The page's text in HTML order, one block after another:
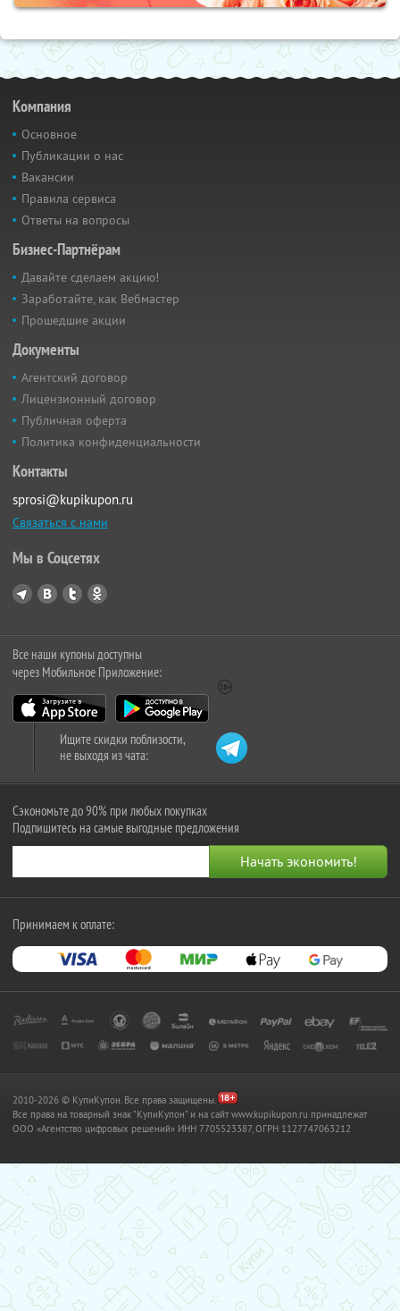
Компания
Основное
Публикации о нас
Вакансии
Правила сервиса
Ответы на вопросы
Бизнес-Партнёрам
Давайте сделаем акцию!
Заработайте, как Вебмастер
Прошедшие акции
Документы
Агентский договор
Лицензионный договор
Публичная оферта
Политика конфиденциальности
Контакты
sprosi@kupikupon.ru
Связаться с нами
Мы в Соцсетях
Все наши купоны доступны
через Мобильное Приложение:
Ищите скидки поблизости,
не выходя из чата:
Сэкономьте до 90% при любых покупках
Подпишитесь на самые выгодные предложения
Принимаем к оплате:
2010-2026 © КупиКупон. Все права защищены.
Все права на товарный знак "КупиКупон" и на сайт www.kupikupon.ru принадлежат
OOO «Агентство цифровых решений» ИНН 7705523387, ОГРН 1127747063212